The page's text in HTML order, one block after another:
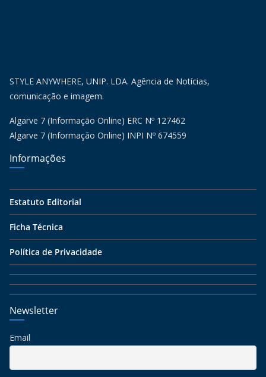
STYLE ANYWHERE, UNIP. LDA. Agência de Notícias,
comunicação e imagem.
Algarve 7 (Informação Online) ERC Nº 127462
Algarve 7 (Informação Online) INPI Nº 674559
Informações
Estatuto Editorial
Ficha Técnica
Política de Privacidade
Newsletter
Email